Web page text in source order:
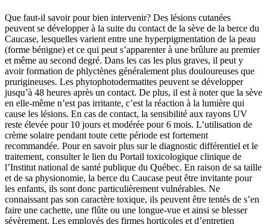
Que faut-il savoir pour bien intervenir? Des lésions cutanées
peuvent se développer à la suite du contact de la sève de la berce du
Caucase, lesquelles varient entre une hyperpigmentation de la peau
(forme bénigne) et ce qui peut s’apparenter à une brûlure au premier
et même au second degré. Dans les cas les plus graves, il peut y
avoir formation de phlyctènes généralement plus douloureuses que
prurigineuses. Les phytophotodermatites peuvent se développer
jusqu’à 48 heures après un contact. De plus, il est à noter que la sève
en elle-même n’est pas irritante, c’est la réaction à la lumière qui
cause les lésions. En cas de contact, la sensibilité aux rayons UV
reste élevée pour 10 jours et modérée pour 6 mois. L’utilisation de
crème solaire pendant toute cette période est fortement
recommandée. Pour en savoir plus sur le diagnostic différentiel et le
traitement, consulter le lien du Portail toxicologique clinique de
l’Institut national de santé publique du Québec. En raison de sa taille
et de sa physionomie, la berce du Caucase peut être invitante pour
les enfants, ils sont donc particulièrement vulnérables. Ne
connaissant pas son caractère toxique, ils peuvent être tentés de s’en
faire une cachette, une flûte ou une longue-vue et ainsi se blesser
sévèrement. Les employés des firmes horticoles et d’entretien